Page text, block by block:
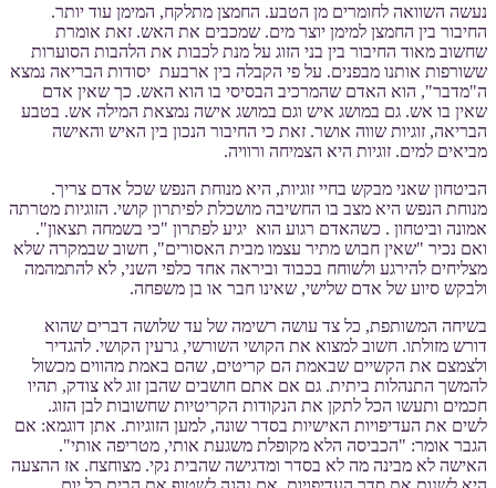
נעשה השוואה לחומרים מן הטבע. החמצן מתלקח, המימן עוד יותר.
החיבור בין החמצן למימן יוצר מים. שמכבים את האש. זאת אומרת
שחשוב מאוד החיבור בין בני הזוג על מנת לכבות את הלהבות הסוערות
ששורפות אותנו מבפנים. על פי הקבלה בין ארבעת יסודות הבריאה נמצא
ה"מדבר", הוא האדם שהמרכיב הבסיסי בו הוא האש. כך שאין אדם
שאין בו אש. גם במושג איש וגם במושג אישה נמצאת המילה אש. בטבע
הבריאה, זוגיות שווה אושר. זאת כי החיבור הנכון בין האיש והאישה
מביאים למים. זוגיות היא הצמיחה ורוויה.
הביטחון שאני מבקש בחיי זוגיות, היא מנוחת הנפש שכל אדם צריך.
מנוחת הנפש היא מצב בו החשיבה מושכלת לפיתרון קושי. הזוגיות מטרתה
אמונה וביטחון . כשהאדם רגוע הוא יגיע לפתרון "כי בשמחה תצאון".
ואם נכיר "שאין חבוש מתיר עצמו מבית האסורים", חשוב שבמקרה שלא
מצליחים להירגע ולשוחח בכבוד וביראה אחד כלפי השני, לא להתמהמה
ולבקש סיוע של אדם שלישי, שאינו חבר או בן משפחה.
בשיחה המשותפת, כל צד עושה רשימה של עד שלושה דברים שהוא
דורש מזולתו. חשוב למצוא את הקושי השורשי, גרעין הקושי. להגדיר
ולצמצם את הקשיים שבאמת הם קריטים, שהם באמת מהווים מכשול
להמשך התנהלות ביתית. גם אם אתם חושבים שהבן זוג לא צודק, תהיו
חכמים ותעשו הכל לתקן את הנקודות הקריטיות שחשובות לבן הזוג.
לשים את העדיפויות האישיות בסדר שונה, למען הזוגיות. אתן דוגמא: אם
הגבר אומר: "הכביסה הלא מקופלת משגעת אותי, מטריפה אותי".
האישה לא מבינה מה לא בסדר ומדגישה שהבית נקי. מצוחצח. אז ההצעה